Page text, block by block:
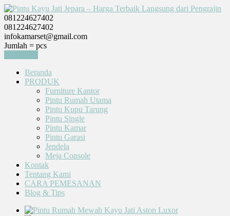
081224627402
081224627402
infokamarset@gmail.com
Jumlah = pcs
Beranda
PRODUK
Furniture Kantor
Pintu Rumah Utama
Pintu Kupu Tarung
Pintu Single
Pintu Kamar
Pintu Garasi
Jendela
Meja Console
Kontak
Tentang Kami
CARA PEMESANAN
Blog & Tips